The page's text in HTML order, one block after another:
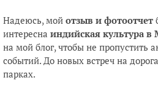
Надеюсь, мой отзыв и фотоотчет
интересна индийская культура в
на мой блог, чтобы не пропустить
событий. До новых встреч на
парках.